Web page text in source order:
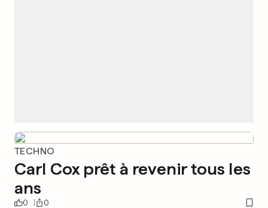
TECHNO
Carl Cox prêt à revenir tous les
ans
0 0